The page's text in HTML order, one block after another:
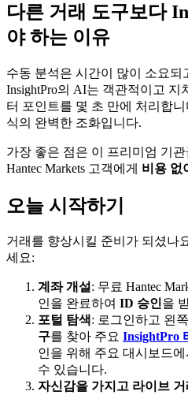
다른 거래 도구보다
야 하는 이유
수동 분석은 시간이 많이 소요
InsightPro의 AI는 객관적이고 지
터 포인트를 몇 초 만에 처리합
식의 완벽한 조화입니다.
가장 좋은 점은 이 프리미엄 기
Hantec Markets 고객에게 비용 없
오늘 시작하기
거래를 향상시킬 준비가 되셨나
세요:
계좌 개설: 무료 Hantec
인을 완료하여 ID 승인을
포털 탐색: 로그인하고 왼
구를 찾아 주요 InsightPro
인을 위해 주요 대시보드
수 있습니다.
자신감을 가지고 라이브 거